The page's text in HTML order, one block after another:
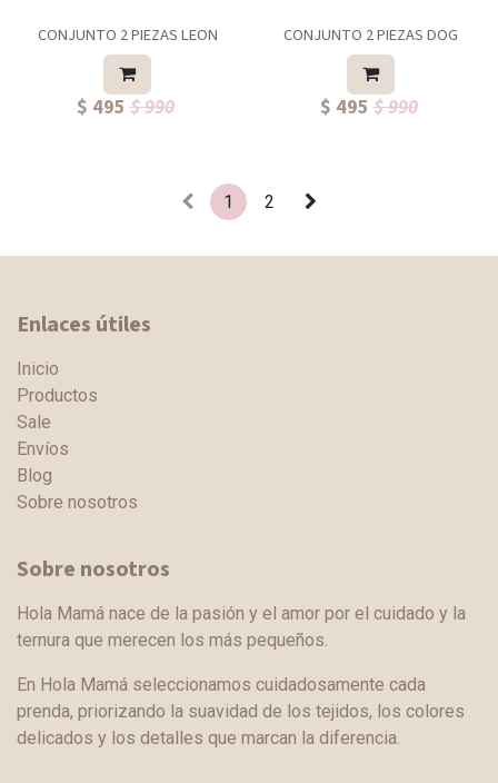
CONJUNTO 2 PIEZAS LEON
$ 495 $ 990
CONJUNTO 2 PIEZAS DOG
$ 495 $ 990
1 2
Enlaces útiles
Inicio
Productos
Sale
Envíos
Blog
Sobre nosotros
Sobre nosotros
Hola Mamá nace de la pasión y el amor por el cuidado y la
ternura que merecen los más pequeños.
En Hola Mamá seleccionamos cuidadosamente cada
prenda, priorizando la suavidad de los tejidos, los colores
delicados y los detalles que marcan la diferencia.